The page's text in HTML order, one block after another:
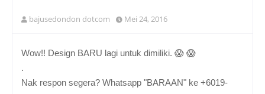
bajusedondon dotcom Mei 24, 2016
Wow!! Design BARU lagi untuk dimiliki. 😱 😱
.
Nak respon segera? Whatsapp "BARAAN" ke +6019-